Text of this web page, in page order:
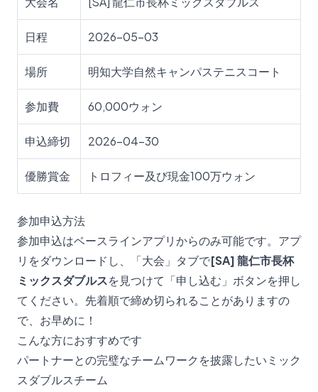
日程 2026-05-03
場所 明知大学自然キャンパステニスコート
参加費 60,000ウォン
申込締切 2026-04-30
優勝賞金 トロフィー及び現金100万ウォン
参加申込方法
参加申込はベースラインアプリからのみ可能です。アプ
リをダウンロードし、「大会」タブで[SA] 龍仁市長杯
ミックスダブルスを見つけて「申し込む」ボタンを押し
てください。先着順で締め切られることがありますの
で、お早めに！
こんな方におすすめです
パートナーとの完璧なチームワークを披露したいミック
スダブルスチーム